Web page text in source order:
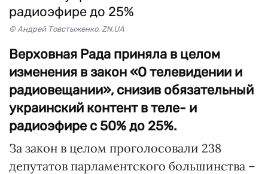
© Андрей Товстыженко, ZN.UA
Верховная Рада приняла в целом
изменения в закон «О телевидении и
радиовещании», снизив обязательный
украинский контент в теле- и
радиоэфире с 50% до 25%.
За закон в целом проголосовали 238
депутатов парламентского большинства –